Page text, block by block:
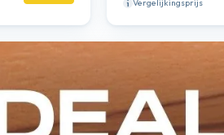
Vergelijkingsprijs